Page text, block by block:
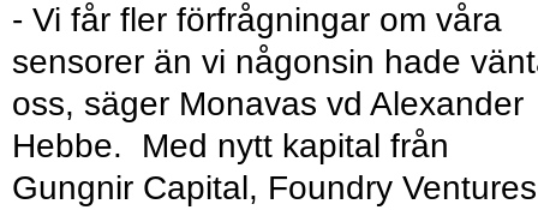
- Vi får fler förfrågningar om våra
sensorer än vi någonsin hade
oss, säger Monavas vd Alexander
Hebbe. Med nytt kapital från
Gungnir Capital, Foundry Ventures